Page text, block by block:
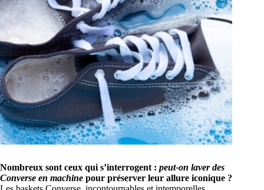
Nombreux sont ceux qui s’interrogent : peut-on laver des
Converse en machine pour préserver leur allure iconique ?